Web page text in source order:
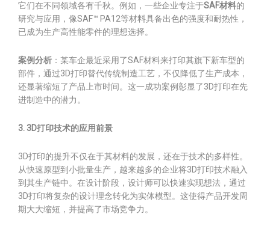
它们在不同领域各有千秋。例如，一些企业专注于SAF材料的
研究与应用，像SAF™ PA12等材料具备出色的强度和耐热性，
已成为生产高性能零件的理想选择。
案例分析 ：某车企最近采用了SAF材料来打印其旗下新车型的
部件，通过3D打印替代传统制造工艺，不仅降低了生产成本，
还显著缩短了产品上市时间。这一成功案例彰显了3D打印在先
进制造中的潜力。
3. 3D打印技术的应用前景
3D打印的提升不仅在于其材料的发展，还在于技术的多样性。
从快速原型到小批量生产，越来越多的企业将3D打印技术融入
到其生产链中。在设计阶段，设计师可以快速实现想法，通过
3D打印将复杂的设计理念转化为实体模型。这使得产品开发周
期大大缩短，并提高了市场竞争力。